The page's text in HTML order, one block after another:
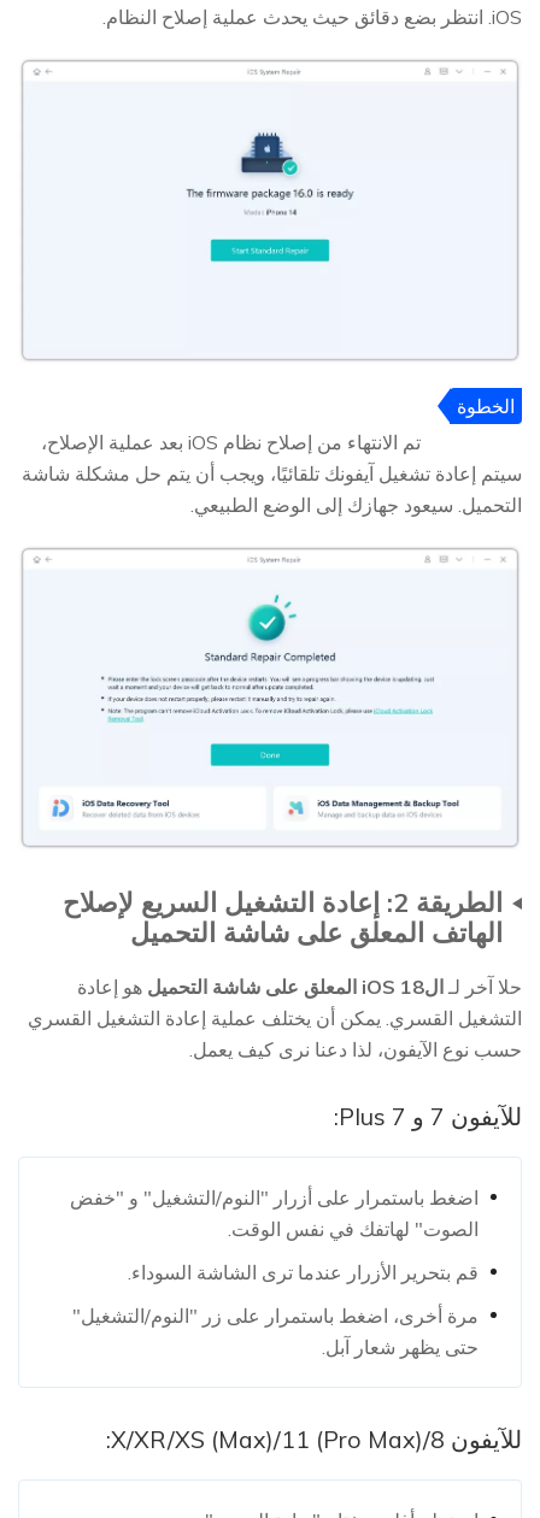
iOS. انتظر بضع دقائق حيث يحدث عملية إصلاح النظام.
الخطوة
تم الانتهاء من إصلاح نظام iOS بعد عملية الإصلاح،
سيتم إعادة تشغيل آيفونك تلقائيًا، ويجب أن يتم حل مشكلة شاشة
التحميل. سيعود جهازك إلى الوضع الطبيعي.
الطريقة 2: إعادة التشغيل السريع لإصلاح
الهاتف المعلق على شاشة التحميل
حلا آخر لـ الiOS 18 المعلق على شاشة التحميل
هو إعادة
التشغيل القسري. يمكن أن يختلف عملية إعادة التشغيل القسري
حسب نوع الآيفون، لذا دعنا نرى كيف يعمل.
للآيفون 7 و 7 Plus:
اضغط باستمرار على أزرار "النوم/التشغيل" و "خفض
الصوت" لهاتفك في نفس الوقت.
قم بتحرير الأزرار عندما ترى الشاشة السوداء.
مرة أخرى، اضغط باستمرار على زر "النوم/التشغيل"
حتى يظهر شعار آبل.
للآيفون 8/X/XR/XS (Max)/11 (Pro Max):